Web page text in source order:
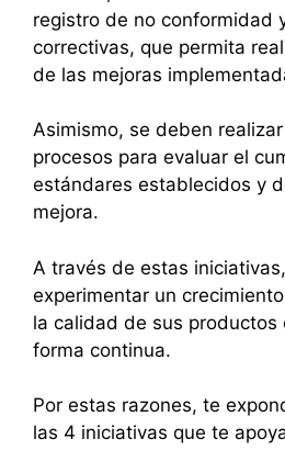
registro de no conformidad
correctivas, que permita
de las mejoras
Asimismo, se deben
procesos para evaluar el
estándares establecidos y
mejora.
A través de estas
experimentar un
la calidad de sus productos
forma continua.
Por estas razones, te
las 4 iniciativas que te